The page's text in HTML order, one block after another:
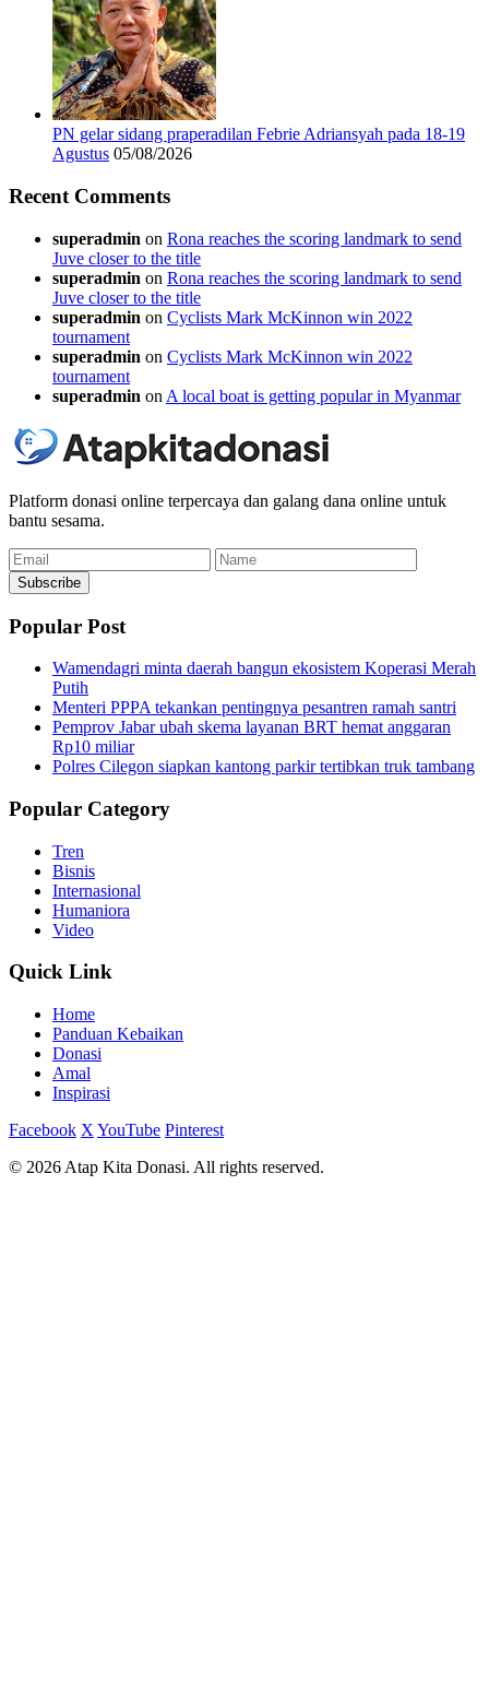
PN gelar sidang praperadilan Febrie Adriansyah pada 18-19
Agustus 05/08/2026
Recent Comments
superadmin on Rona reaches the scoring landmark to send
Juve closer to the title
superadmin on Rona reaches the scoring landmark to send
Juve closer to the title
superadmin on Cyclists Mark McKinnon win 2022
tournament
superadmin on Cyclists Mark McKinnon win 2022
tournament
superadmin on A local boat is getting popular in Myanmar
Platform donasi online terpercaya dan galang dana online untuk
bantu sesama.
Email
Name
Subscribe
Popular Post
Wamendagri minta daerah bangun ekosistem Koperasi Merah
Putih
Menteri PPPA tekankan pentingnya pesantren ramah santri
Pemprov Jabar ubah skema layanan BRT hemat anggaran
Rp10 miliar
Polres Cilegon siapkan kantong parkir tertibkan truk tambang
Popular Category
Tren
Bisnis
Internasional
Humaniora
Video
Quick Link
Home
Panduan Kebaikan
Donasi
Amal
Inspirasi
Facebook X YouTube Pinterest
© 2026 Atap Kita Donasi. All rights reserved.